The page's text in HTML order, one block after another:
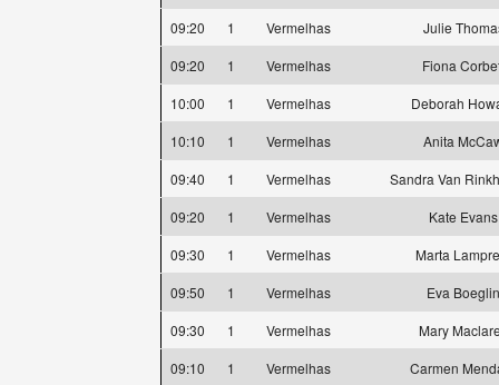
09:20
1 Vermelhas
Julie
09:20
1 Vermelhas
Fiona
10:00
1 Vermelhas
Deborah
10:10
1 Vermelhas
Anita
09:40
1 Vermelhas
Sandra Van
09:20
1 Vermelhas
Kate Evans
09:30
1 Vermelhas
Marta
09:50
1 Vermelhas
Eva Boeglin
09:30
1 Vermelhas
Mary
09:10
1 Vermelhas
Carmen